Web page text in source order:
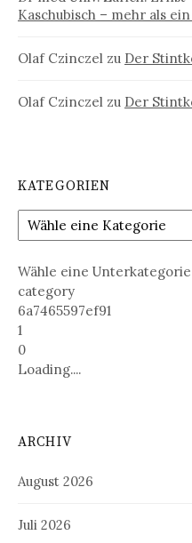
Kaschubisch – mehr als
Olaf Czinczel zu Der
Olaf Czinczel zu Der
KATEGORIEN
Wähle eine Unterkategorie
category
6a7465597ef91
1
0
Loading....
ARCHIV
August 2026
Juli 2026